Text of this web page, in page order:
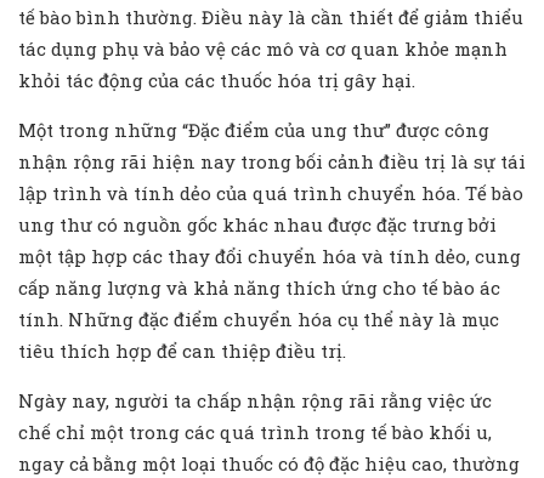
tế bào bình thường. Điều này là cần thiết để giảm thiểu
tác dụng phụ và bảo vệ các mô và cơ quan khỏe mạnh
khỏi tác động của các thuốc hóa trị gây hại.
Một trong những “Đặc điểm của ung thư” được công
nhận rộng rãi hiện nay trong bối cảnh điều trị là sự tái
lập trình và tính dẻo của quá trình chuyển hóa. Tế bào
ung thư có nguồn gốc khác nhau được đặc trưng bởi
một tập hợp các thay đổi chuyển hóa và tính dẻo, cung
cấp năng lượng và khả năng thích ứng cho tế bào ác
tính. Những đặc điểm chuyển hóa cụ thể này là mục
tiêu thích hợp để can thiệp điều trị.
Ngày nay, người ta chấp nhận rộng rãi rằng việc ức
chế chỉ một trong các quá trình trong tế bào khối u,
ngay cả bằng một loại thuốc có độ đặc hiệu cao, thường